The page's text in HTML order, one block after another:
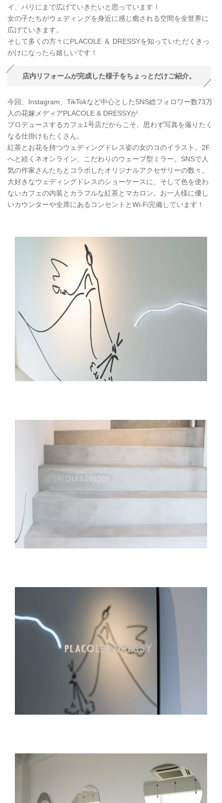
イ、パリにまで広げていきたいと思っています！
女の子たちがウェディングを身近に感じ癒される空間を全世界に
広げていきます。
そして多くの方々にPLACOLE ＆ DRESSYを知っていただくきっ
かけになったら嬉しいです！
店内リフォームが完成した様子をちょっとだけご紹介。
今回、Instagram、TikTokなど中心としたSNS総フォロワー数73万
人の花嫁メディアPLACOLE & DRESSYが
プロデュースするカフェ1号店だからこそ、思わず写真を撮りたく
なる仕掛けもたくさん。
紅茶とお花を持つウェディングドレス姿の女のコのイラスト。2F
へと続くネオンライン、こだわりのウェーブ型ミラー。SNSで人
気の作家さんたちとコラボしたオリジナルアクセサリーの数々。
大好きなウェディングドレスのショーケースに、そして色を使わ
ないカフェの内装とカラフルな紅茶とマカロン。お一人様に優し
いカウンターや全席にあるコンセントとWi-Fi完備しています！